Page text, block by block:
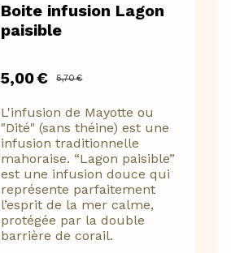
Boite infusion Lagon
paisible
5,00€ 5,70€
L'infusion de Mayotte ou
"Dité" (sans théine) est une
infusion traditionnelle
mahoraise. “Lagon paisible”
est une infusion douce qui
représente parfaitement
l’esprit de la mer calme,
protégée par la double
barrière de corail.